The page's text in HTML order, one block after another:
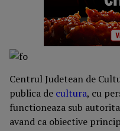
Centrul Judetean de
publica de cultura, cu
functioneaza sub
avand ca obiective